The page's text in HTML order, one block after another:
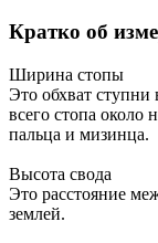
Кратко об
Ширина стопы
Это обхват
всего стопа около
пальца и мизинца.
Высота свода
Это расстояние
землей.